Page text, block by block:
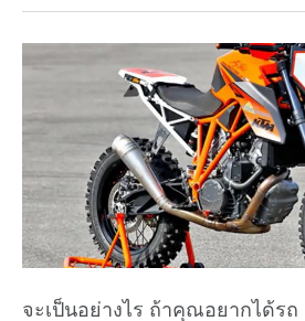
จะเป็นอย่างไร ถ้าคุณอยากได้ร